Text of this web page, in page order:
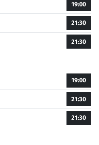
19:00
21:30
21:30
19:00
21:30
21:30